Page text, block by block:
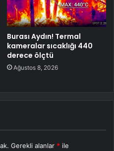
Burası Aydın! Termal
kameralar sıcaklığı 440
derece ölçtü
Ağustos 8, 2026
Gerekli alanlar * ile